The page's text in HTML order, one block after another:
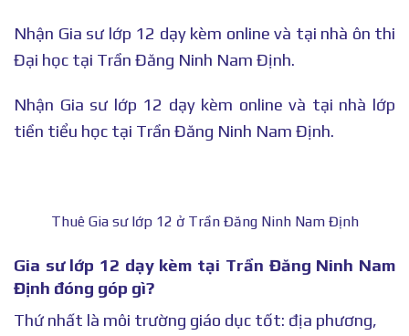
Nhận Gia sư lớp 12 dạy kèm online và tại nhà ôn thi
Đại học tại Trần Đăng Ninh Nam Định.
Nhận Gia sư lớp 12 dạy kèm online và tại nhà lớp
tiền tiểu học tại Trần Đăng Ninh Nam Định.
Thuê Gia sư lớp 12 ở Trần Đăng Ninh Nam Định
Gia sư lớp 12 dạy kèm tại Trần Đăng Ninh Nam
Định đóng góp gì?
Thứ nhất là môi trường giáo dục tốt: địa phương,